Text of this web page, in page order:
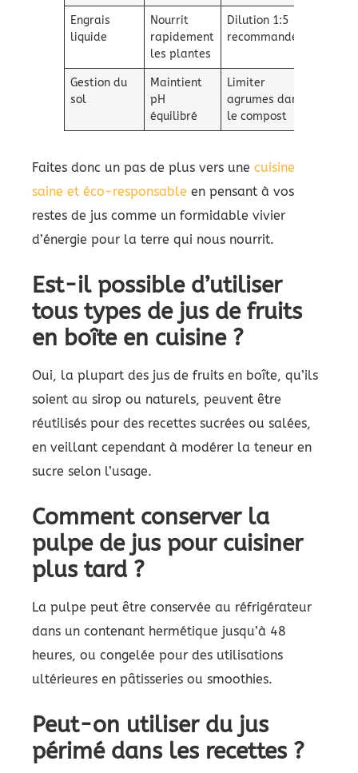
Engrais
liquide
Nourrit
rapidement
les plantes
Dilution 1:5
recommandée
Gestion du
sol
Maintient
pH
équilibré
Limiter
agrumes dans
le compost
Faites donc un pas de plus vers une cuisine
saine et éco-responsable en pensant à vos
restes de jus comme un formidable vivier
d’énergie pour la terre qui nous nourrit.
Est-il possible d’utiliser
tous types de jus de fruits
en boîte en cuisine ?
Oui, la plupart des jus de fruits en boîte, qu’ils
soient au sirop ou naturels, peuvent être
réutilisés pour des recettes sucrées ou salées,
en veillant cependant à modérer la teneur en
sucre selon l’usage.
Comment conserver la
pulpe de jus pour cuisiner
plus tard ?
La pulpe peut être conservée au réfrigérateur
dans un contenant hermétique jusqu’à 48
heures, ou congelée pour des utilisations
ultérieures en pâtisseries ou smoothies.
Peut-on utiliser du jus
périmé dans les recettes ?